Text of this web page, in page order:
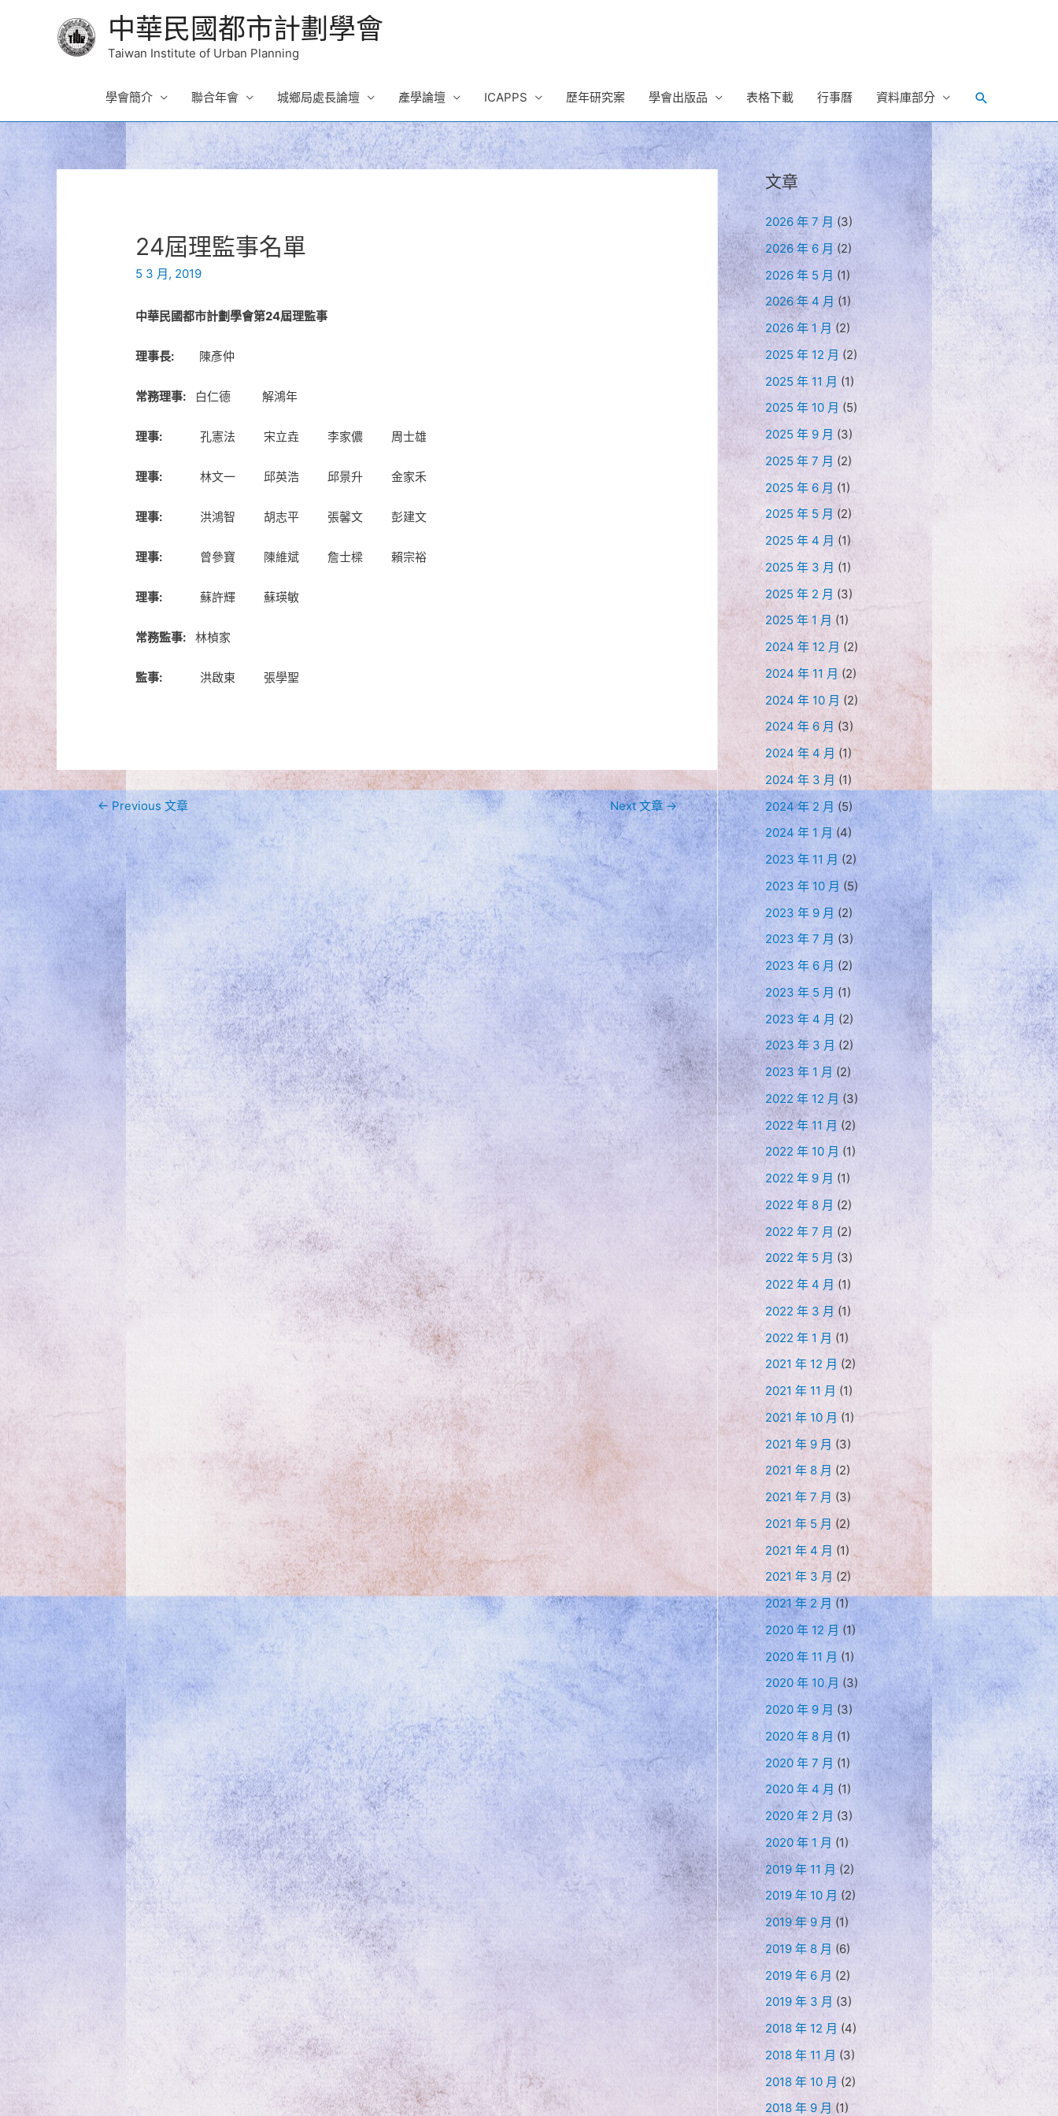
中華民國都市計劃學會
Taiwan Institute of Urban Planning
學會簡介 聯合年會 城鄉局處長論壇 產學論壇 ICAPPS 歷年研究案 學會出版品 表格下載 行事曆 資料庫部分 Search
24屆理監事名單
5 3 月, 2019
中華民國都市計劃學會第24屆理監事
理事長: 陳彥仲
常務理事: 白仁德 解鴻年
理事: 孔憲法 宋立垚 李家儂 周士雄
理事: 林文一 邱英浩 邱景升 金家禾
理事: 洪鴻智 胡志平 張馨文 彭建文
理事: 曾參寶 陳維斌 詹士樑 賴宗裕
理事: 蘇許輝 蘇瑛敏
常務監事: 林楨家
監事: 洪啟東 張學聖
文
章
導
覽
← Previous 文章 Next 文章→
文章
2026 年 7 月 (3)
2026 年 6 月 (2)
2026 年 5 月 (1)
2026 年 4 月 (1)
2026 年 1 月 (2)
2025 年 12 月 (2)
2025 年 11 月 (1)
2025 年 10 月 (5)
2025 年 9 月 (3)
2025 年 7 月 (2)
2025 年 6 月 (1)
2025 年 5 月 (2)
2025 年 4 月 (1)
2025 年 3 月 (1)
2025 年 2 月 (3)
2025 年 1 月(1)
2024 年 12 月 (2)
2024 年 11 月 (2)
2024 年 10 月 (2)
2024 年 6 月 (3)
2024 年 4 月 (1)
2024 年 3 月 (1)
2024 年 2 月 (5)
2024 年 1 月 (4)
2023 年 11 月 (2)
2023 年 10 月 (5)
2023 年 9 月 (2)
2023 年 7 月 (3)
2023 年 6 月 (2)
2023 年 5 月 (1)
2023 年 4 月 (2)
2023 年 3 月(2)
2023 年 1 月 (2)
2022 年 12 月(3)
2022 年 11 月 (2)
2022 年 10 月 (1)
2022 年 9 月 (1)
2022 年 8 月 (2)
2022 年 7 月 (2)
2022 年 5 月 (3)
2022 年 4 月 (1)
2022 年 3 月 (1)
2022 年 1 月 (1)
2021 年 12 月 (2)
2021 年 11 月 (1)
2021 年 10 月 (1)
2021 年 9 月 (3)
2021 年 8 月 (2)
2021 年 7 月 (3)
2021 年 5 月 (2)
2021 年 4 月 (1)
2021 年 3 月 (2)
2021 年 2 月 (1)
2020 年 12 月 (1)
2020 年 11 月 (1)
2020 年 10 月 (3)
2020 年 9 月 (3)
2020 年 8 月 (1)
2020 年 7 月 (1)
2020 年 4 月 (1)
2020 年 2 月 (3)
2020 年 1 月 (1)
2019 年 11 月(2)
2019 年 10 月 (2)
2019 年 9 月 (1)
2019 年 8 月 (6)
2019 年 6 月 (2)
2019 年 3 月 (3)
2018 年 12 月 (4)
2018 年 11 月 (3)
2018 年 10 月 (2)
2018 年 9 月 (1)